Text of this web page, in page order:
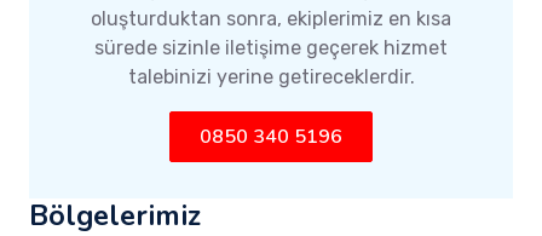
oluşturduktan sonra, ekiplerimiz en kısa
sürede sizinle iletişime geçerek hizmet
talebinizi yerine getireceklerdir.
0850 340 5196
Bölgelerimiz